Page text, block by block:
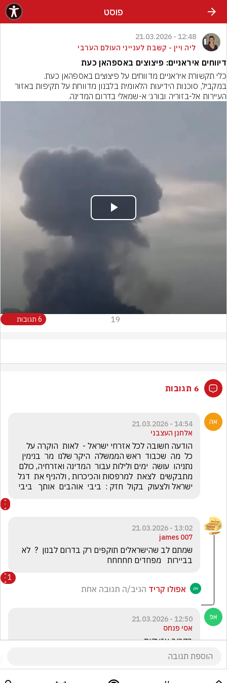
פוסט
12:48 - 21.03.2026
ליה ויין - קשבת לענייני העולם הערבי
דיווחים איראניים: פיצוצים באספהאן כעת
‏כלי תקשורת איראניים מדווחים על פיצוצים באספהאן כעת.
העיירות אל-בזוריה ובורג׳ א-שמאלי בדרום המדינה.
Play
19 6 תגובות
6 תגובות
14:54 - 21.03.2026
אלחנן העצבני
ישראל ולצעוק  בקול  חזק :  ביבי  אוהבים  אותך   ביבי
13:02 - 21.03.2026
james 007
בביירות   מפחדים חחחחח
1
אפולו קריד הגיב/ה תגובה אחת
12:50 - 21.03.2026
אסי פנחס
בקרוב אזעקות